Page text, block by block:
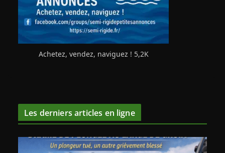
Achetez, vendez, naviguez ! 5,2K
Les derniers articles en ligne